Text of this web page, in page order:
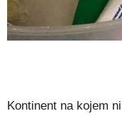
Kontinent na kojem